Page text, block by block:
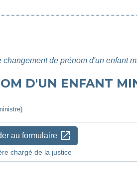
changement de prénom d'un enfant
D'UN ENFANT
au formulaire open_in_new
chargé de la justice